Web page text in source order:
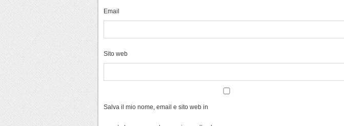
Email
Sito web
Salva il mio nome, email e sito web in